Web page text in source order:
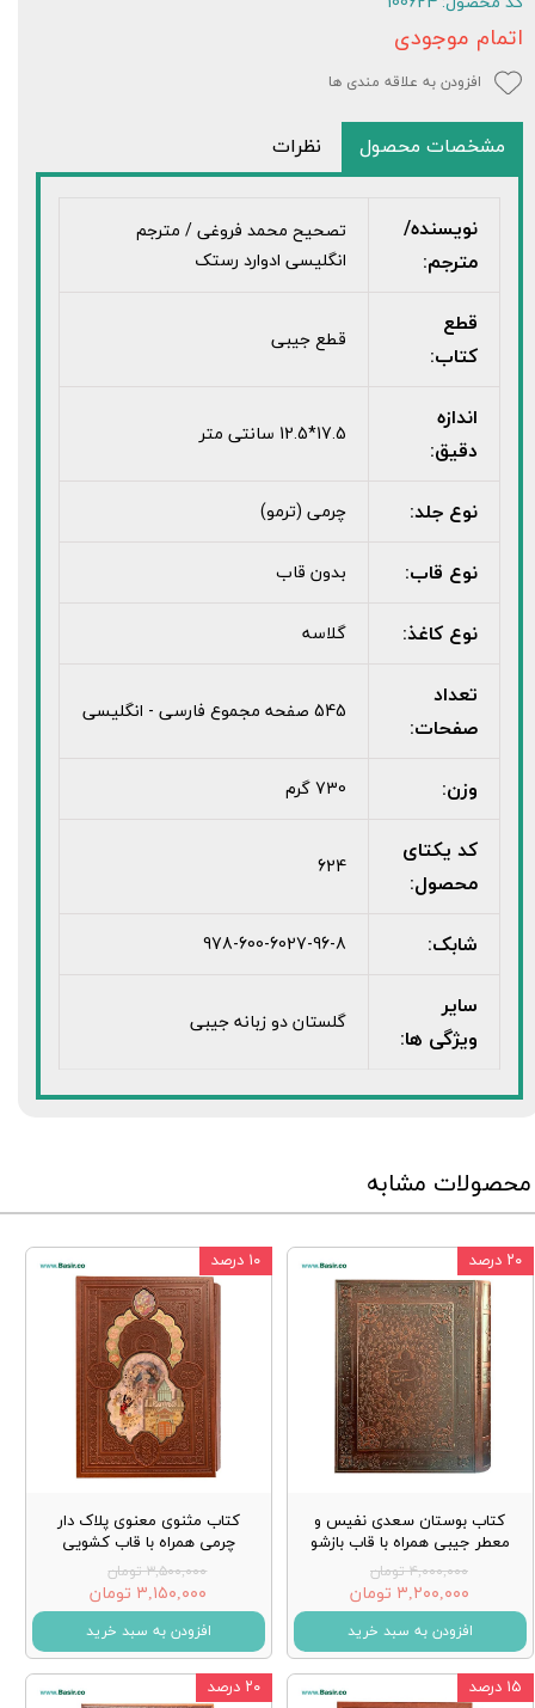
اتمام موجودی
افزودن به علاقه مندی ها
مشخصات محصول نظرات
نویسنده/
مترجم:
تصحیح محمد فروغی / مترجم
انگلیسی ادوارد رستک
قطع
کتاب:
قطع جیبی
اندازه
دقیق:
17.5*12.5 سانتی متر
نوع جلد: چرمی (ترمو)
نوع قاب: بدون قاب
نوع کاغذ: گلاسه
تعداد
صفحات:
545 صفحه مجموع فارسی - انگلیسی
وزن: 730 گرم
کد یکتای
محصول:
624
شابک: 978-600-6027-96-8
سایر
ویژگی ها:
گلستان دو زبانه جیبی
محصولات مشابه
کتاب بوستان سعدی نفیس و
معطر جیبی همراه با قاب بازشو
۴,۰۰۰,۰۰۰ تومان
۳,۲۰۰,۰۰۰ تومان
افزودن به سبد خرید
۲۰ درصد
کتاب مثنوی معنوی پلاک دار
چرمی همراه با قاب کشویی
۳,۵۰۰,۰۰۰ تومان
۳,۱۵۰,۰۰۰ تومان
افزودن به سبد خرید
۱۰ درصد
۱۵ درصد ۲۰ درصد